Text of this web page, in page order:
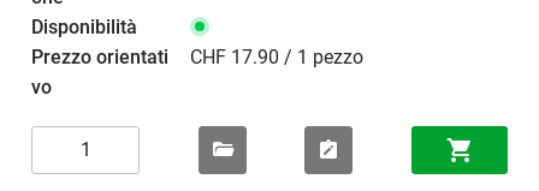
CHF 17.90 / 1 pezzo